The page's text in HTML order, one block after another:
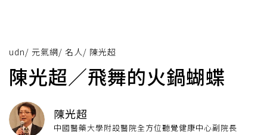
udn/ 元氣網/ 名人/ 陳光超
陳光超／飛舞的火鍋蝴蝶
陳光超
中國醫藥大學附設醫院全方位聽覺健康中心副院長